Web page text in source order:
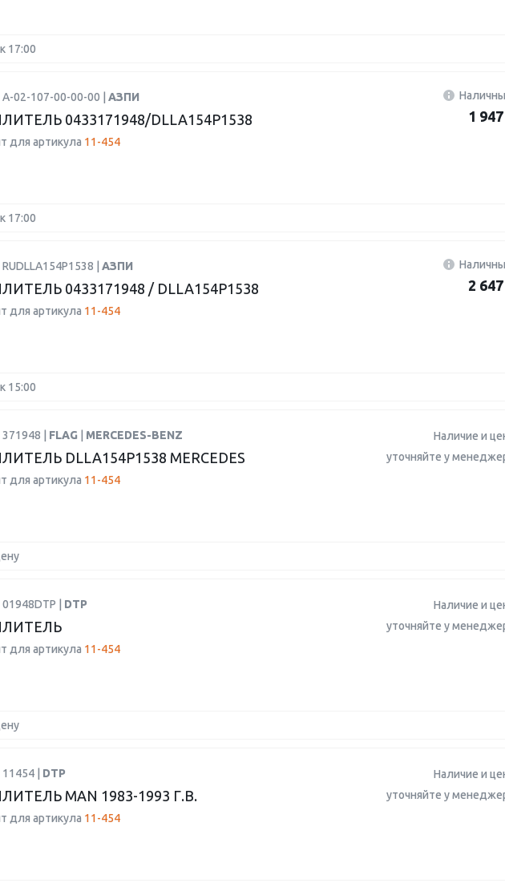
17:00
02-107-00-00-00 | АЗПИ
0433171948/DLLA154P1538
для артикула 11-454
1
17:00
| АЗПИ
0433171948 / DLLA154P1538
для артикула 11-454
2
15:00
| FLAG MERCEDES-BENZ
DLLA154P1538 MERCEDES
для артикула 11-454
Наличие и
уточняйте у
| DTP
для артикула 11-454
Наличие и
уточняйте у
| DTP
MAN 1983-1993 Г.В.
для артикула 11-454
Наличие и
уточняйте у